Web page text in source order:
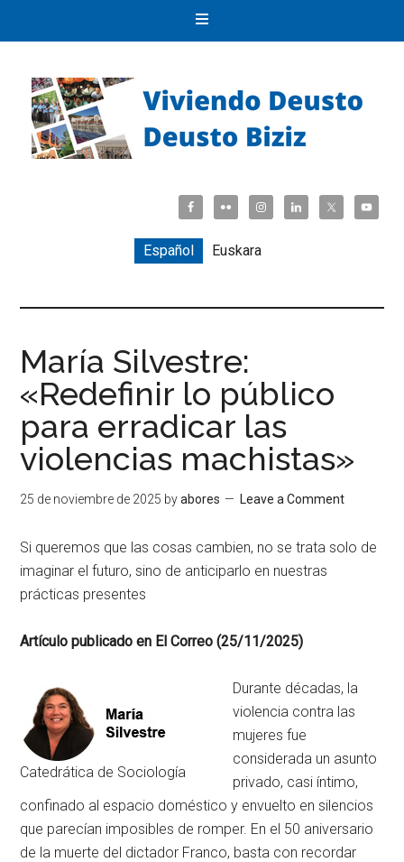
Español Euskara
María Silvestre:
«Redefinir lo público
para erradicar las
violencias machistas»
25 de noviembre de 2025 byabores Leave a Comment
Si queremos que las cosas cambien, no se trata solo de
imaginar el futuro, sino de anticiparlo en nuestras
prácticas presentes
Artículo publicado en El Correo (25/11/2025)
Catedrática de Sociología
Durante décadas, la
violencia contra las
mujeres fue
considerada un asunto
privado, casi íntimo,
confinado al espacio doméstico y envuelto en silencios
que parecían imposibles de romper. En el 50 aniversario
de la muerte del dictador Franco, basta con recordar